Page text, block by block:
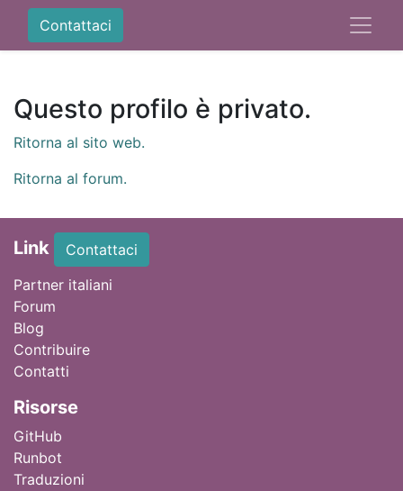
Contattaci
Questo profilo è privato.
Ritorna al sito web.
Ritorna al forum.
Link
Contattaci
Partner italiani
Forum
Blog
Contribuire
Contatti
Risorse
GitHub
Runbot
Traduzioni